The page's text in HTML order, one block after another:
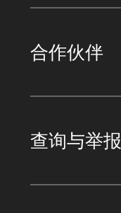
合作伙伴
查询与举报